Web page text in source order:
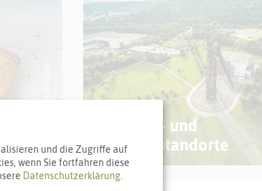
Gewerbe- und
Industriestandorte
und die Zugriffe auf
wenn Sie fortfahren diese
Datenschutzerklärung.